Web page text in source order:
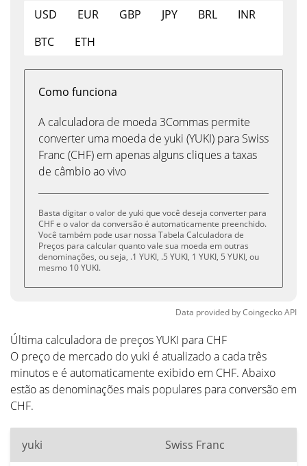
USD EUR GBP JPY BRL
INR
BTC
ETH
Como funciona
A calculadora de moeda 3Commas permite
converter uma moeda de yuki (YUKI) para Swiss
Franc (CHF) em apenas alguns cliques a taxas
de câmbio ao vivo
Basta digitar o valor de yuki que você deseja converter para
CHF e o valor da conversão é automaticamente preenchido.
Você também pode usar nossa Tabela Calculadora de
Preços para calcular quanto vale sua moeda em outras
denominações, ou seja, .1 YUKI, .5 YUKI, 1 YUKI, 5 YUKI, ou
mesmo 10 YUKI.
Data provided byCoingeckoAPI
Última calculadora de preços YUKI para CHF
O preço de mercado do yuki é atualizado a cada três
minutos e é automaticamente exibido em CHF. Abaixo
estão as denominações mais populares para conversão em
CHF.
yuki Swiss Franc